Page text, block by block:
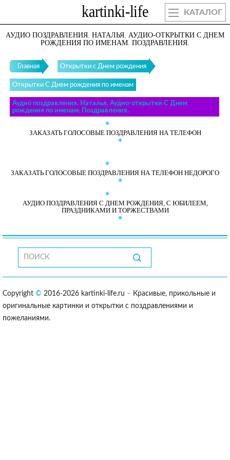
КАТАЛОГ
АУДИО ПОЗДРАВЛЕНИЯ. НАТАЛЬЯ. АУДИО-ОТКРЫТКИ С ДНЕМ
РОЖДЕНИЯ ПО ИМЕНАМ. ПОЗДРАВЛЕНИЯ.
Главная Открытки с Днем рождения
Открытки С Днем рождения по именам
Аудио поздравления. Наталья. Аудио-открытки С Днем
рождения по именам. Поздравления.
ЗАКАЗАТЬ ГОЛОСОВЫЕ ПОЗДРАВЛЕНИЯ НА ТЕЛЕФОН
ЗАКАЗАТЬ ГОЛОСОВЫЕ ПОЗДРАВЛЕНИЯ НА ТЕЛЕФОН НЕДОРОГО
АУДИО ПОЗДРАВЛЕНИЯ С ДНЕМ РОЖДЕНИЯ, С ЮБИЛЕЕМ,
ПРАЗДНИКАМИ И ТОРЖЕСТВАМИ
Copyright © 2016-2026 kartinki-life.ru – Красивые, прикольные и
оригинальные картинки и открытки с поздравлениями и
пожеланиями.